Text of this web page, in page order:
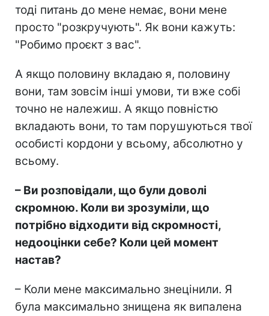
тоді питань до мене немає, вони мене
просто "розкручують". Як вони кажуть:
"Робимо проєкт з вас".
А якщо половину вкладаю я, половину
вони, там зовсім інші умови, ти вже собі
точно не належиш. А якщо повністю
вкладають вони, то там порушуються твої
особисті кордони у всьому, абсолютно у
всьому.
– Ви розповідали, що були доволі
скромною. Коли ви зрозуміли, що
потрібно відходити від скромності,
недооцінки себе? Коли цей момент
настав?
– Коли мене максимально знецінили. Я
була максимально знищена як випалена